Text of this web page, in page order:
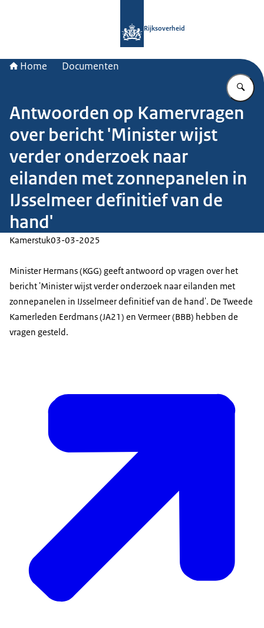
Rijksoverheid
Home Documenten
Antwoorden op Kamervragen
over bericht 'Minister wijst
verder onderzoek naar
eilanden met zonnepanelen in
IJsselmeer definitief van de
hand'
Kamerstuk03-03-2025
Minister Hermans (KGG) geeft antwoord op vragen over het
bericht 'Minister wijst verder onderzoek naar eilanden met
zonnepanelen in IJsselmeer definitief van de hand'. De Tweede
Kamerleden Eerdmans (JA21) en Vermeer (BBB) hebben de
vragen gesteld.